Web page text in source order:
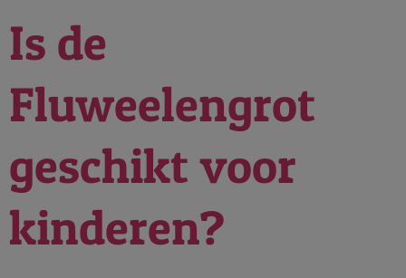
Is de
Fluweelengrot
geschikt voor
kinderen?